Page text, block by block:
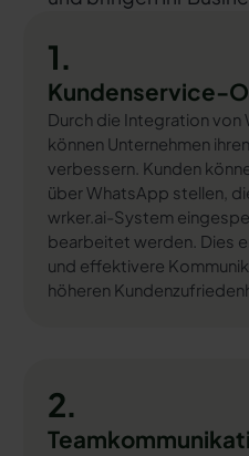
1.
Kundenservice-
Durch die Integration von
können Unternehmen
verbessern. Kunden
über WhatsApp stellen,
wrker.ai-System
bearbeitet werden. Dies
und effektivere
höheren
2.